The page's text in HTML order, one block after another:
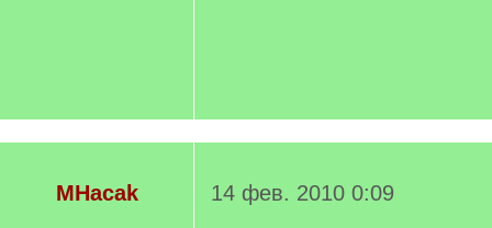
MHacak
14 фев. 2010 0:09